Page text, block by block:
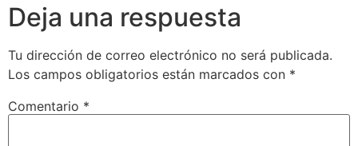
Deja una respuesta
Tu dirección de correo electrónico no será publicada.
Los campos obligatorios están marcados con *
Comentario *